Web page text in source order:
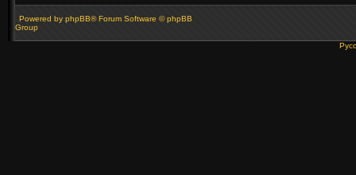
Powered by phpBB® Forum Software © phpBB
Group